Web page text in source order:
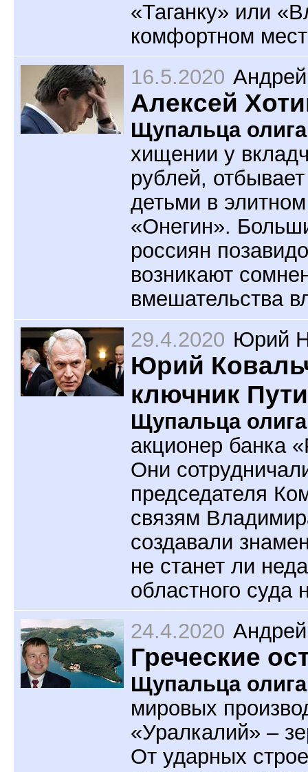
«Таганку» или
комфортном
16.5.2020
Алексей
Щупальца
хищении у
рублей,
детьми в
«Онегин».
россиян
возникают
вмешательства
29.4.2020 Юрий
Юрий
ключник
Щупальца
акционер банка
Они
председателя
связям
создавали
не станет ли
областного
24.4.2020
Греческие
Щупальца
мировых
«Уралкалий» –
От ударных